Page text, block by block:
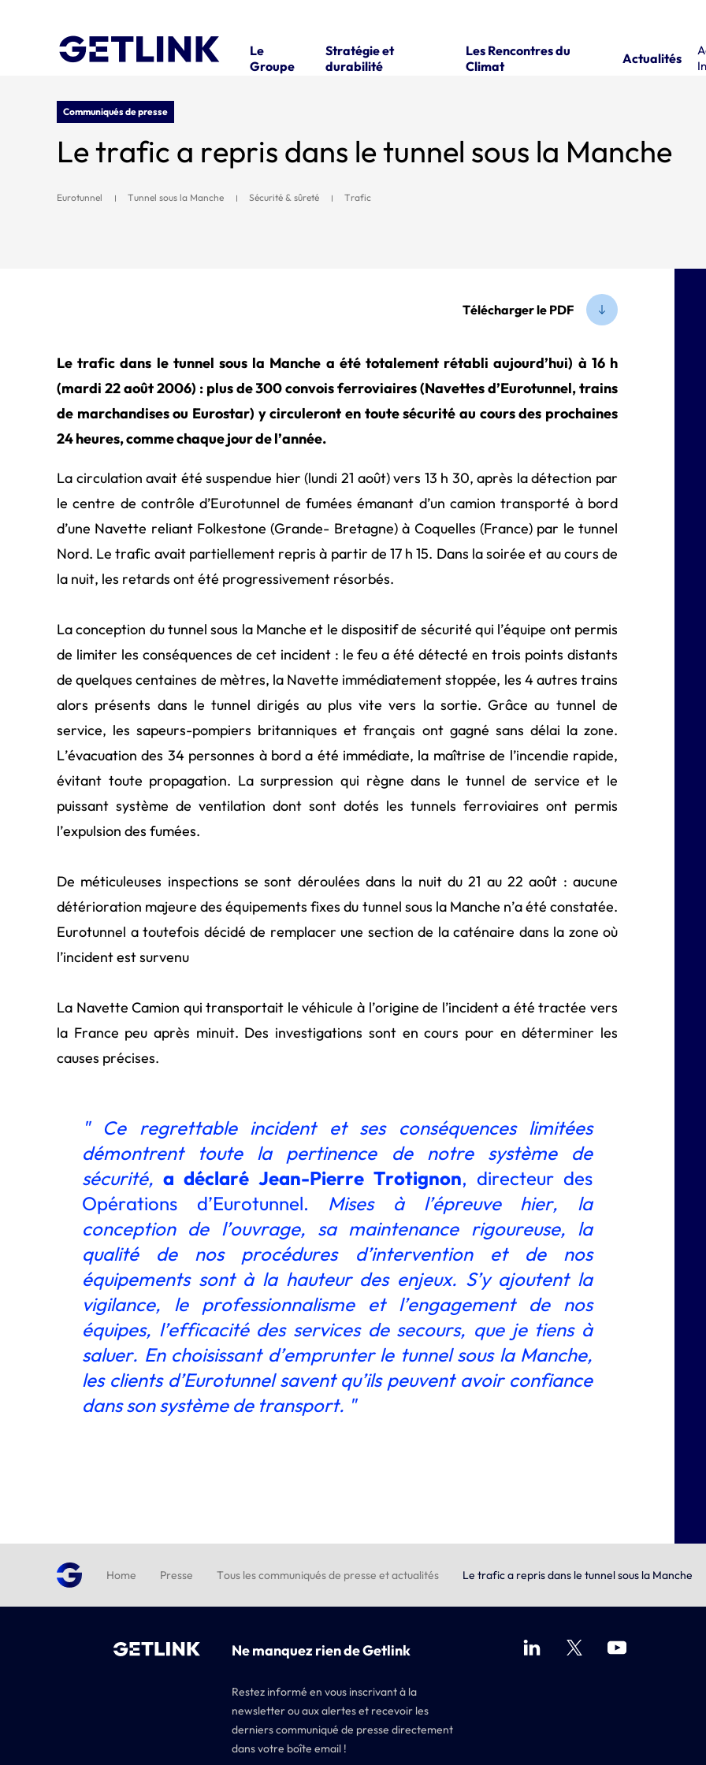
Le
Groupe
Stratégie et
durabilité
Les Rencontres du
Climat
Actualités
Communiqués de presse
Le trafic a repris dans le tunnel sous la Manche
Eurotunnel Tunnel sous la Manche Sécurité & sûreté Trafic
Télécharger le PDF
Le trafic dans le tunnel sous la Manche a été totalement rétabli aujourd’hui) à 16 h
(mardi 22 août 2006) : plus de 300 convois ferroviaires (Navettes d’Eurotunnel, trains
de marchandises ou Eurostar) y circuleront en toute sécurité au cours des prochaines
24 heures, comme chaque jour de l’année.
La circulation avait été suspendue hier (lundi 21 août) vers 13 h 30, après la détection par
le centre de contrôle d’Eurotunnel de fumées émanant d’un camion transporté à bord
d’une Navette reliant Folkestone (Grande- Bretagne) à Coquelles (France) par le tunnel
Nord. Le trafic avait partiellement repris à partir de 17 h 15. Dans la soirée et au cours de
la nuit, les retards ont été progressivement résorbés.
La conception du tunnel sous la Manche et le dispositif de sécurité qui l’équipe ont permis
de limiter les conséquences de cet incident : le feu a été détecté en trois points distants
de quelques centaines de mètres, la Navette immédiatement stoppée, les 4 autres trains
alors présents dans le tunnel dirigés au plus vite vers la sortie. Grâce au tunnel de
service, les sapeurs-pompiers britanniques et français ont gagné sans délai la zone.
L’évacuation des 34 personnes à bord a été immédiate, la maîtrise de l’incendie rapide,
évitant toute propagation. La surpression qui règne dans le tunnel de service et le
puissant système de ventilation dont sont dotés les tunnels ferroviaires ont permis
l’expulsion des fumées.
De méticuleuses inspections se sont déroulées dans la nuit du 21 au 22 août : aucune
détérioration majeure des équipements fixes du tunnel sous la Manche n’a été constatée.
Eurotunnel a toutefois décidé de remplacer une section de la caténaire dans la zone où
l’incident est survenu
La Navette Camion qui transportait le véhicule à l’origine de l’incident a été tractée vers
la France peu après minuit. Des investigations sont en cours pour en déterminer les
causes précises.
" Ce regrettable incident et ses conséquences limitées
démontrent toute la pertinence de notre système de
sécurité, a déclaré Jean-Pierre Trotignon, directeur des
Opérations d’Eurotunnel. Mises à l’épreuve hier, la
conception de l’ouvrage, sa maintenance rigoureuse, la
qualité de nos procédures d’intervention et de nos
équipements sont à la hauteur des enjeux. S’y ajoutent la
vigilance, le professionnalisme et l’engagement de nos
équipes, l’efficacité des services de secours, que je tiens à
saluer. En choisissant d’emprunter le tunnel sous la Manche,
les clients d’Eurotunnel savent qu’ils peuvent avoir confiance
dans son système de transport. "
Home Presse Tous les communiqués de presse et actualités Le trafic a repris dans le tunnel sous la Manche
Ne manquez rien de Getlink
Restez informé en vous inscrivant à la
newsletter ou aux alertes et recevoir les
derniers communiqué de presse directement
dans votre boîte email !